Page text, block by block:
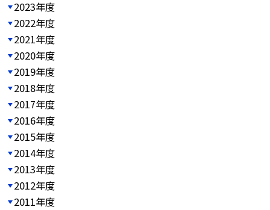
2023年度
2022年度
2021年度
2020年度
2019年度
2018年度
2017年度
2016年度
2015年度
2014年度
2013年度
2012年度
2011年度